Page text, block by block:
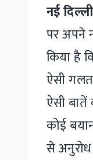
नई
पर अपने
किया है
ऐसी
ऐसी
कोई
से